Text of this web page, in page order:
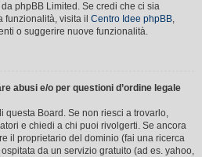
phpBB Limited. Se credi che ci sia
visita il Centro Idee phpBB,
o suggerire nuove funzionalità.
abusi e/o per questioni d’ordine legale
questa Board. Se non riesci a trovarlo,
e chiedi a chi puoi rivolgerti. Se ancora
il proprietario del dominio (fai una ricerca
da un servizio gratuito (ad es. yahoo,